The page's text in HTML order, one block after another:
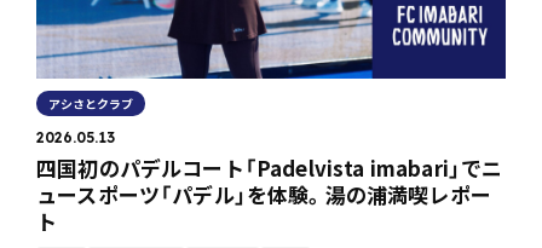
アシさとクラブ
2026.05.13
四国初のパデルコート「Padelvista imabari」でニ
ュースポーツ「パデル」を体験。湯の浦満喫レポー
ト